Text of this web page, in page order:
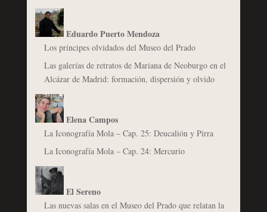
Eduardo Puerto Mendoza
Los príncipes olvidados del Museo del Prado
Las galerías de retratos de Mariana de Neoburgo en el
Alcázar de Madrid: formación, dispersión y olvido
Elena Campos
La Iconografía Mola – Cap. 25: Deucalión y Pirra
La Iconografía Mola – Cap. 24: Mercurio
El Sereno
Las nuevas salas en el Museo del Prado que relatan la